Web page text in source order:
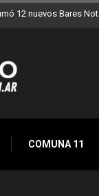
12 nuevos Bares
COMUNA 11